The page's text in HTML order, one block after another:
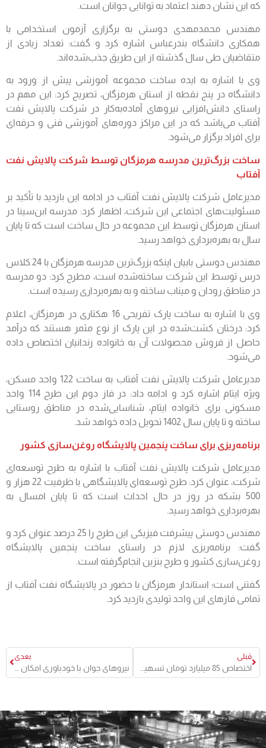
که این نشان دهند اعتماد به توانایی جوانان است.
مهندس محمدمهدی دوستی به برگزاری آزمون استخدامی با
همکاری دانشگاه بندرعباس اشاره کرد و گفت: تعداد زیادی از
متقاضیان طی سال گذشته از این طریق جذب‌شده‌اند.
وی با اشاره به ایده ساخت مجموعه آموزشی پیش از ورود به
دانشگاه در پنج نقطه از استان هرمزگان، تصریح کرد: این مهم در
راستای دانش‌افزایی نیروهای آماده‌به‌کار در شرکت پالایش نفت
آفتاب می‌باشد که در این مراکز دوره‌های آموزشی فنی و حرفه‌ای
برای افراد برگزار می‌شود.
ساخت بزرگ‌ترین مدرسه هرمزگان توسط شرکت پالایش نفت
آفتاب
مدیرعامل شرکت پالایش نفت آفتاب در ادامه این بازدید با تأکید بر
مسئولیت‌های اجتماعی این شرکت، اظهار کرد: مدرسه ابن‌سینا در
استان هرمزگان توسط این مجموعه در حال ساخت است که تا پایان
سال به بهره‌برداری خواهد رسید.
مهندس دوستی بابیان اینکه بزرگ‌ترین مدرسه هرمزگان با 24 کلاس
درس توسط این شرکت ساخته‌شده است، مطرح کرد: دو مدرسه
در مناطق رودان و میناب ساخته و به بهره‌برداری رسیده است.
وی با اشاره به ساخت پارک تفریحی 16 هکتاری در هرمزگان، اعلام
کرد: درختان کشت‌شده در این پارک از نوع مثمر هستند که درآمد
حاصل از فروش محصولات آن به خانواده زندانیان اختصاص داده
می‌شود.
مدیرعامل شرکت پالایش نفت آفتاب به ساخت 122 واحد مسکن،
ویژه ایتام اشاره کرد و ادامه داد: در فاز دوم این طرح 114 واحد
مسکونی برای خانواده ایتام، شناسایی‌شده در مناطق روستایی
ساخته و تا پایان سال 1402 تحویل داده خواهد شد.
برنامه‌ریزی برای ساخت پنجمین پالایشگاه روغن‌سازی کشور
مدیرعامل شرکت پالایش نفت آفتاب با اشاره به طرح توسعه‌ای
شرکت، عنوان کرد: طرح توسعه‌ای پالایشگاهی با ظرفیت 22 هزار و
500 بشکه در روز در حال احداث است که تا پایان امسال به
بهره‌برداری خواهد رسید.
مهندس دوستی پیشرفت فیزیکی این طرح را 25 درصد عنوان کرد و
گفت: برنامه‌ریزی لازم در راستای ساخت پنجمین پالایشگاه
روغن‌سازی کشور و طرح بنزین انجام‌گرفته است.
گفتنی است؛ استاندار هرمزگان با حضور در پالایشگاه نفت آفتاب از
تمامی فازهای این واحد تولیدی بازدید کرد.
قبلی بعدی